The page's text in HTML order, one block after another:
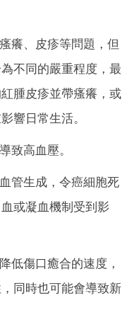
癢、皮疹等問題，但
不同的嚴重程度，最
腫皮疹並帶瘙癢，或
響日常生活。
致高血壓。
管生成，令癌細胞死
或凝血機制受到影
低傷口癒合的速度，
同時也可能會導致新